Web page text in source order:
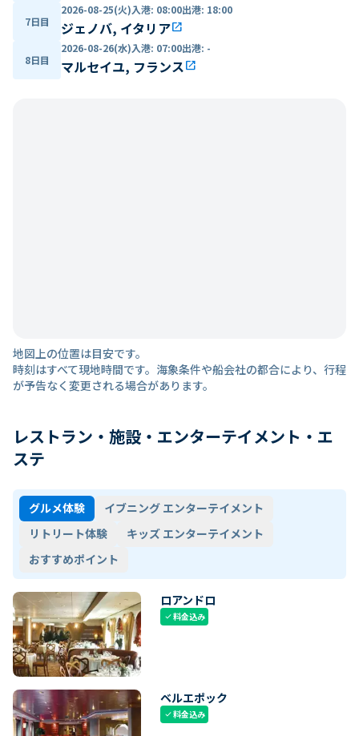
7日目
2026-08-25(火)入港: 08:00出港: 18:00
ジェノバ, イタリアopen_in_new
8日目
2026-08-26(水)入港: 07:00出港: -
マルセイユ, フランスopen_in_new
地図上の位置は目安です。
時刻はすべて現地時間です。海象条件や船会社の都合により、行程
が予告なく変更される場合があります。
レストラン・施設・エンターテイメント・エ
ステ
グルメ体験
イブニング エンターテイメント
リトリート体験
キッズ エンターテイメント
おすすめポイント
ロアンドロ
check料金込み
ベルエポック
check料金込み